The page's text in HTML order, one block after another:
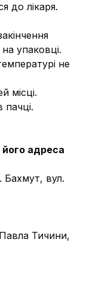
до лікаря.
упаковці.
не
місці.
пачці.
адреса
Бахмут, вул.
Тичини,